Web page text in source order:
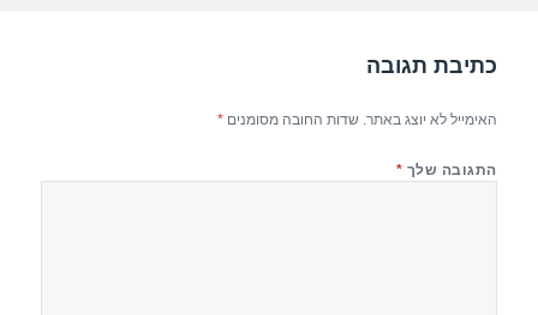
כתיבת תגובה
האימייל לא יוצג באתר. שדות החובה מסומנים*
התגובה שלך *